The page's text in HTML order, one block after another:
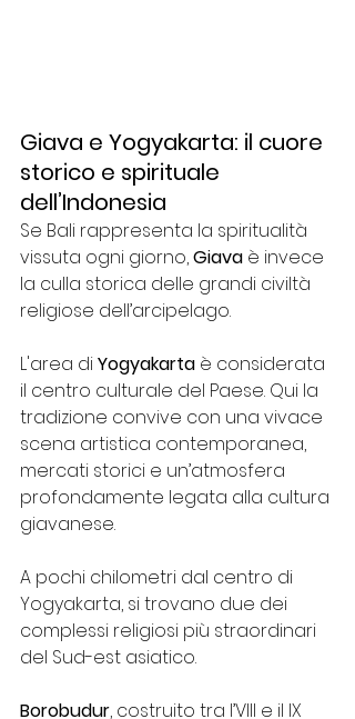
Giava e Yogyakarta: il cuore
storico e spirituale
dell’Indonesia
Se Bali rappresenta la spiritualità
vissuta ogni giorno, Giava è invece
la culla storica delle grandi civiltà
religiose dell’arcipelago.
L'area di Yogyakarta è considerata
il centro culturale del Paese. Qui la
tradizione convive con una vivace
scena artistica contemporanea,
mercati storici e un’atmosfera
profondamente legata alla cultura
giavanese.
A pochi chilometri dal centro di
Yogyakarta, si trovano due dei
complessi religiosi più straordinari
del Sud-est asiatico.
Borobudur, costruito tra l’VIII e il IX